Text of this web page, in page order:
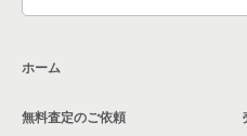
千葉市稲毛区の飲食店の居抜き
ホーム
無料査定のご依頼